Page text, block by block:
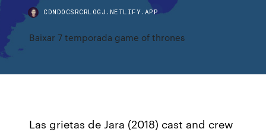
CDNDOCSRCRLOGJ.NETLIFY.APP
Baixar 7 temporada game of thrones
Las grietas de Jara (2018) cast and crew